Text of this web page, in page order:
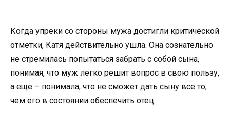
Когда упреки со стороны мужа достигли критической
отметки, Катя действительно ушла. Она сознательно
не стремилась попытаться забрать с собой сына,
понимая, что муж легко решит вопрос в свою пользу,
а еще – понимала, что не сможет дать сыну все то,
чем его в состоянии обеспечить отец.